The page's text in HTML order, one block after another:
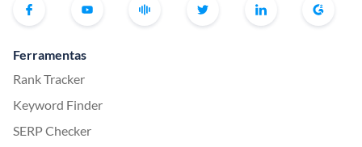
Ferramentas
Rank Tracker
Keyword Finder
SERP Checker